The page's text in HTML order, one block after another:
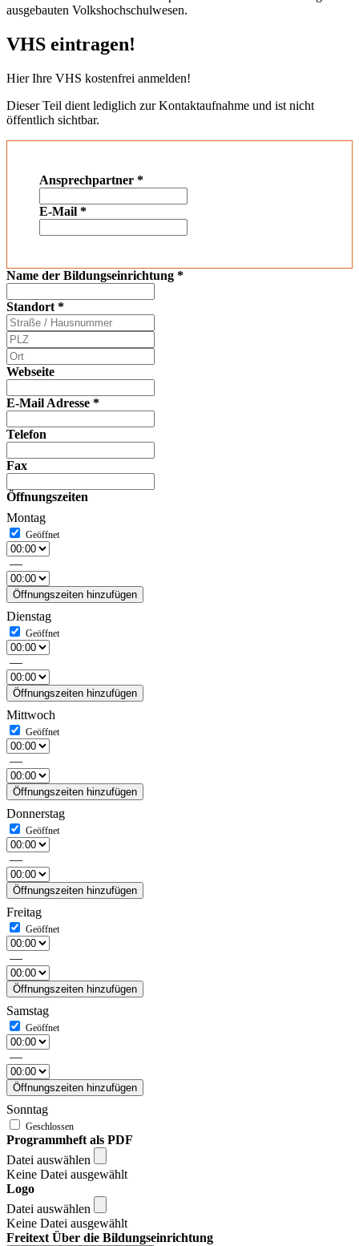
ausgebauten Volkshochschulwesen.
VHS eintragen!
Hier Ihre VHS kostenfrei anmelden!
Dieser Teil dient lediglich zur Kontaktaufnahme und ist nicht
öffentlich sichtbar.
Ansprechpartner *
E-Mail *
Name der Bildungseinrichtung *
Standort *
Webseite
E-Mail Adresse *
Telefon
Fax
Öffnungszeiten
Montag
—
Öffnungszeiten hinzufügen
Dienstag
—
Öffnungszeiten hinzufügen
Mittwoch
—
Öffnungszeiten hinzufügen
Donnerstag
—
Öffnungszeiten hinzufügen
Freitag
—
Öffnungszeiten hinzufügen
Samstag
—
Öffnungszeiten hinzufügen
Sonntag
Programmheft als PDF
Datei auswählen
Keine Datei ausgewählt
Logo
Datei auswählen
Keine Datei ausgewählt
Freitext Über die Bildungseinrichtung